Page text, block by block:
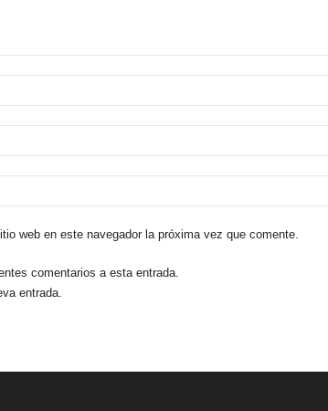
web en este navegador la próxima vez que comente.
comentarios a esta entrada.
entrada.